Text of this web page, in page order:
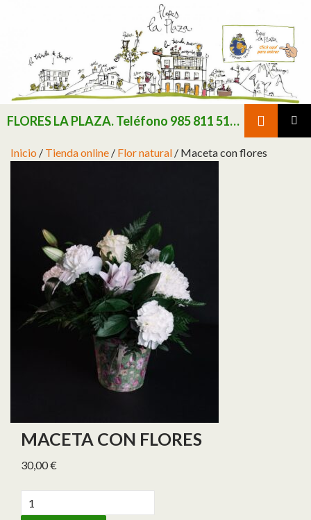
FLORES LA PLAZA. Teléfono 985 811 511 / Consultar existencias de flor y planta natural antes de realizar pedido
Inicio / Tienda online / Flor natural / Maceta con flores
MACETA CON FLORES
30,00€
Maceta con flores cantidad